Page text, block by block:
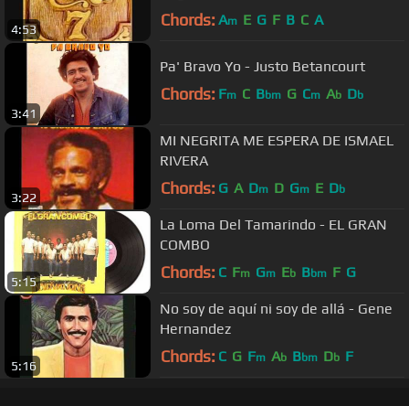
4:53 Chords: Am E G F B C A
3:41
Pa' Bravo Yo - Justo Betancourt
Chords: Fm C Bbm G Cm Ab Db
3:22
MI NEGRITA ME ESPERA DE ISMAEL
RIVERA
Chords: G A Dm D Gm E Db
5:15
La Loma Del Tamarindo - EL GRAN
COMBO
Chords: C Fm Gm Eb Bbm F G
5:16
No soy de aquí ni soy de allá - Gene
Hernandez
Chords: C G Fm Ab Bbm Db F